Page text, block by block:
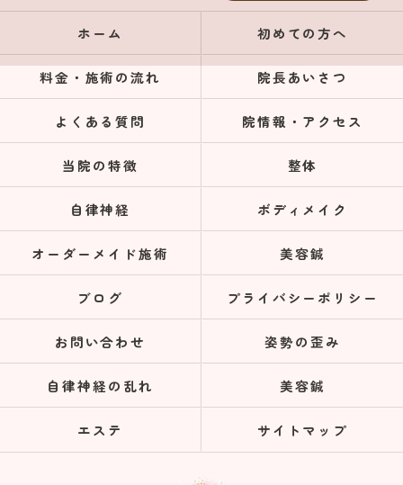
ホーム 初めての方へ
料金・施術の流れ 院長あいさつ
よくある質問 院情報・アクセス
当院の特徴 整体
自律神経 ボディメイク
オーダーメイド施術 美容鍼
ブログ プライバシーポリシー
お問い合わせ 姿勢の歪み
自律神経の乱れ 美容鍼
エステ サイトマップ